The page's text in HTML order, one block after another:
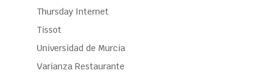
Thursday Internet
Tissot
Universidad de Murcia
Varianza Restaurante